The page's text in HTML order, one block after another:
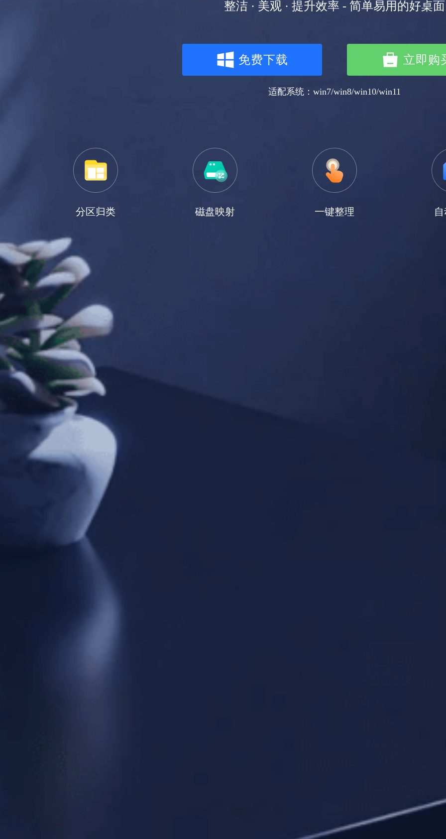
整洁 · 美观 · 提升效率 - 简单易用的好桌面
免费下载 立即购
适配系统：win7/win8/win10/win11
分区归类 磁盘映射 一键整理